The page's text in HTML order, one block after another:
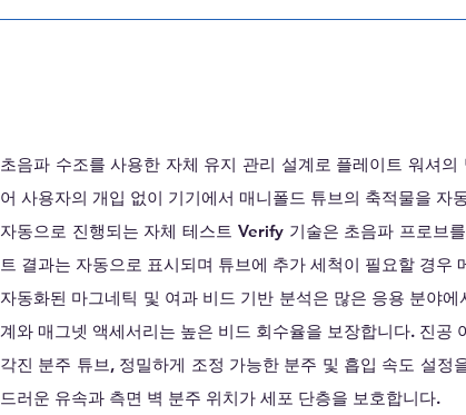
초음파 수조를 사용한 자체 유지 관리 설계로 플레이트 워셔
어 사용자의 개입 없이 기기에서 매니폴드 튜브의 축적물을 자
자동으로 진행되는 자체 테스트 Verify 기술은 초음파 프로브
트 결과는 자동으로 표시되며 튜브에 추가 세척이 필요할 경우
자동화된 마그네틱 및 여과 비드 기반 분석은 많은 응용 분야
계와 매그넷 액세서리는 높은 비드 회수율을 보장합니다. 진공
각진 분주 튜브, 정밀하게 조정 가능한 분주 및 흡입 속도 설
드러운 유속과 측면 벽 분주 위치가 세포 단층을 보호합니다.​